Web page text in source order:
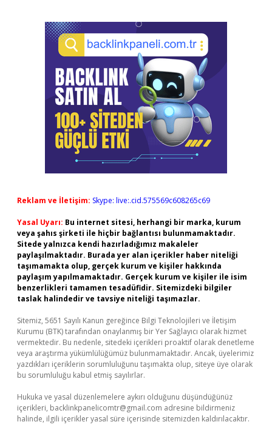
Reklam ve İletişim: Skype: live:.cid.575569c608265c69
Yasal Uyarı: Bu internet sitesi, herhangi bir marka, kurum
veya şahıs şirketi ile hiçbir bağlantısı bulunmamaktadır.
Sitede yalnızca kendi hazırladığımız makaleler
paylaşılmaktadır. Burada yer alan içerikler haber niteliği
taşımamakta olup, gerçek kurum ve kişiler hakkında
paylaşım yapılmamaktadır. Gerçek kurum ve kişiler ile isim
benzerlikleri tamamen tesadüfidir. Sitemizdeki bilgiler
taslak halindedir ve tavsiye niteliği taşımazlar.
Sitemiz, 5651 Sayılı Kanun gereğince Bilgi Teknolojileri ve İletişim
Kurumu (BTK) tarafından onaylanmış bir Yer Sağlayıcı olarak hizmet
vermektedir. Bu nedenle, sitedeki içerikleri proaktif olarak denetleme
veya araştırma yükümlülüğümüz bulunmamaktadır. Ancak, üyelerimiz
yazdıkları içeriklerin sorumluluğunu taşımakta olup, siteye üye olarak
bu sorumluluğu kabul etmiş sayılırlar.
Hukuka ve yasal düzenlemelere aykırı olduğunu düşündüğünüz
içerikleri, backlinkpanelicomtr@gmail.com adresine bildirmeniz
halinde, ilgili içerikler yasal süre içerisinde sitemizden kaldırılacaktır.